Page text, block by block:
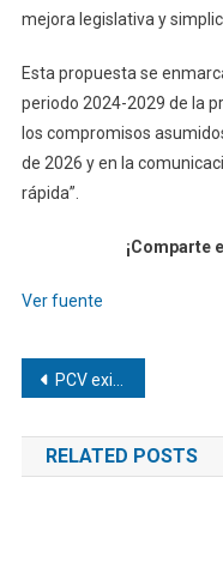
mejora legislativa y
Esta propuesta se
periodo 2024-2029 de la
los compromisos
de 2026 y en la
rápida”.
¡Comparte
Ver fuente
Navegación
de
entradas
PCV exige juicio público y transparente para Tareck El Aissami
RELATED POSTS